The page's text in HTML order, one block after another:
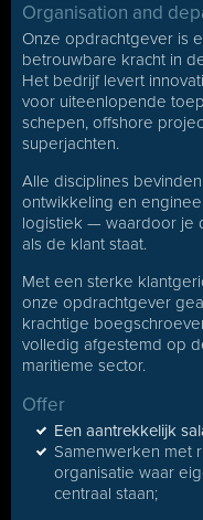
Organisation and
Onze opdrachtgever is
betrouwbare kracht in
Het bedrijf levert
voor uiteenlopende
schepen, offshore
superjachten.
Alle disciplines
ontwikkeling en
logistiek — waardoor je
als de klant staat.
Met een sterke
onze opdrachtgever
krachtige
volledig afgestemd op
maritieme sector.
Offer
Een aantrekkelijk
Samenwerken met
organisatie waar
centraal staan;